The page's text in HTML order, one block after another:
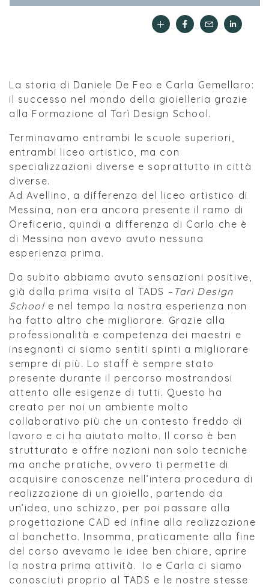
La storia di Daniele De Feo e Carla Gemellaro:
il successo nel mondo della gioielleria grazie
alla Formazione al Tarì Design School.
Terminavamo entrambi le scuole superiori,
entrambi liceo artistico, ma con
specializzazioni diverse e soprattutto in città
diverse.
Ad Avellino, a differenza del liceo artistico di
Messina, non era ancora presente il ramo di
Oreficeria, quindi a differenza di Carla che è
di Messina non avevo avuto nessuna
esperienza prima.
Da subito abbiamo avuto sensazioni positive,
già dalla prima visita al TADS – Tarì Design
School e nel tempo la nostra esperienza non
ha fatto altro che migliorare. Grazie alla
professionalità e competenza dei maestri e
insegnanti ci siamo sentiti spinti a migliorare
sempre di più. Lo staff è sempre stato
presente durante il percorso mostrandosi
attento alle esigenze di tutti. Questo ha
creato per noi un ambiente molto
collaborativo più che un contesto freddo di
lavoro e ci ha aiutato molto. Il corso è ben
strutturato e offre nozioni non solo tecniche
ma anche pratiche, ovvero ti permette di
acquisire conoscenze nell’intera procedura di
realizzazione di un gioiello, partendo da
un’idea, uno schizzo, per poi passare alla
progettazione CAD ed infine alla realizzazione
al banchetto. Insomma, praticamente alla fine
del corso avevamo le idee ben chiare, aprire
la nostra prima attività. Io e Carla ci siamo
conosciuti proprio al TADS e le nostre stesse